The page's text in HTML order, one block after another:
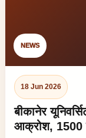
NEWS
18 Jun 2026
बीकानेर
आक्रोश, 1500 से